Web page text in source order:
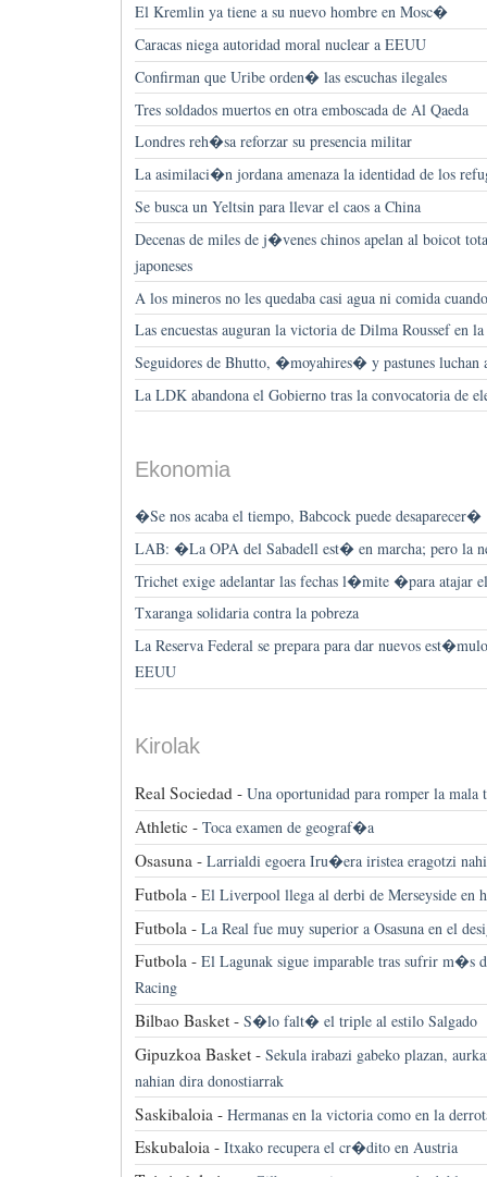
El Kremlin ya tiene a su nuevo hombre en Mosc�
Caracas niega autoridad moral nuclear a EEUU
Confirman que Uribe orden� las escuchas ilegales
Tres soldados muertos en otra emboscada de Al Qaeda
Londres reh�sa reforzar su presencia militar
La asimilaci�n jordana amenaza la identidad de los
Se busca un Yeltsin para llevar el caos a China
Decenas de miles de j�venes chinos apelan al boicot
japoneses
A los mineros no les quedaba casi agua ni comida
Las encuestas auguran la victoria de Dilma Roussef en
Seguidores de Bhutto, �moyahires� y pastunes luchan
La LDK abandona el Gobierno tras la convocatoria de
Ekonomia
�Se nos acaba el tiempo, Babcock puede desaparecer�
LAB: �La OPA del Sabadell est� en marcha; pero la
Trichet exige adelantar las fechas l�mite �para atajar
Txaranga solidaria contra la pobreza
La Reserva Federal se prepara para dar nuevos
EEUU
Kirolak
Real Sociedad - Una oportunidad para romper la mala
Athletic - Toca examen de geograf�a
Osasuna - Larrialdi egoera Iru�era iristea eragotzi
Futbola - El Liverpool llega al derbi de Merseyside en
Futbola - La Real fue muy superior a Osasuna en el
Futbola - El Lagunak sigue imparable tras sufrir m�s
Racing
Bilbao Basket - S�lo falt� el triple al estilo Salgado
Gipuzkoa Basket - Sekula irabazi gabeko plazan,
nahian dira donostiarrak
Saskibaloia - Hermanas en la victoria como en la
Eskubaloia - Itxako recupera el cr�dito en Austria